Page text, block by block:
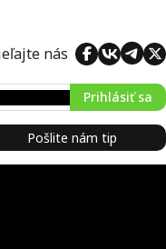
nás
Prihlásiť sa
Pošlite nám tip